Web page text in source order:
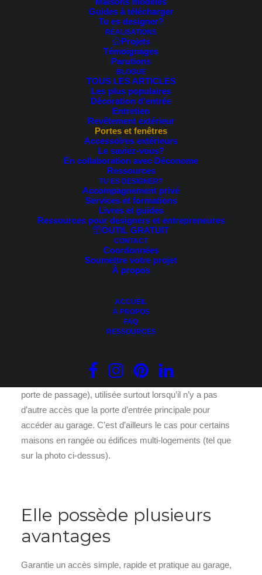
Guides à télécharger
Tu es designer?
RÉALISATIONS
Projets
Témoignages
Parutions
BLOGUE
TOUS LES ARTICLES
Les plus populaires
Décoration d’entrée
Entretien
Revêtement extérieur
Portes et fenêtres
Accessoires extérieurs
Le saviez-vous?
En collaboration avec Déconome
Ressources
TU ES DESIGNER?
Accompagnement privé
Services et formations
Livres et guides
Ressources pour designers et entrepreneures
OUTIL GRATUIT
CONTACT
Coordonnées
Soumettre votre projet
À propos
ACCUEIL
À PROPOS
FAQ
RESSOURCES
Temps de lecture estimé: 3 min.
Connaissez-vous laporte de garage avec porte
intégrée?
Photo : Catherine Loranger Photographe
Ce type de porte de garage possède une porte-piéton (ou
porte de passage), utilisée surtout lorsqu’il n’y a pas
d’autre accès que la porte d’entrée principale pour
accéder au garage. C’est d’ailleurs le cas pour certains
maisons en rangée ou édifices multi-logements (tel que
sur la photo ci-dessus).
Elle possède plusieurs
avantages
Garantie un accès simple, rapide et pratique au garage,